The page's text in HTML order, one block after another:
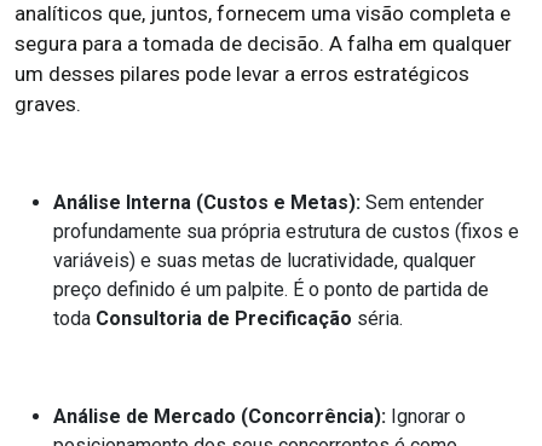
analíticos que, juntos, fornecem uma visão completa e
segura para a tomada de decisão. A falha em qualquer
um desses pilares pode levar a erros estratégicos
graves.
Análise Interna (Custos e Metas): Sem entender
profundamente sua própria estrutura de custos (fixos e
variáveis) e suas metas de lucratividade, qualquer
preço definido é um palpite. É o ponto de partida de
toda Consultoria de Precificação séria.
Análise de Mercado (Concorrência): Ignorar o